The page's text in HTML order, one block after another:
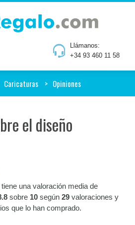
Llámanos:
+34 93 460 11 58
Caricaturas Opiniones
el diseño
tiene una valoración media de
sobre 10 según 29 valoraciones y
que lo han comprado.